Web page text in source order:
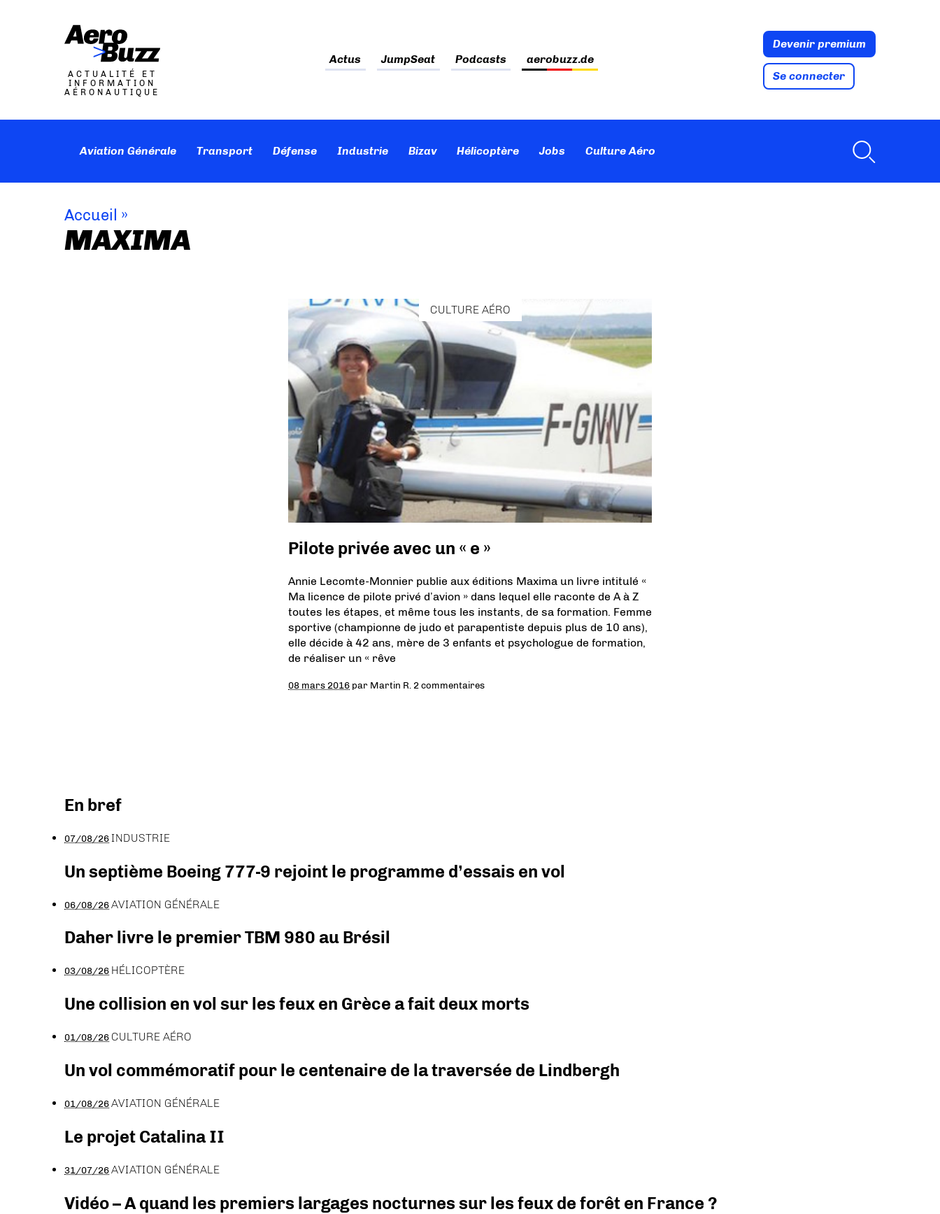
ACTUALITÉ ET
INFORMATION
AÉRONAUTIQUE
Actus JumpSeat Podcasts aerobuzz.de
Devenir premium
Se connecter
Aviation Générale Transport Défense Industrie Bizav Hélicoptère Jobs Culture Aéro
Accueil »
MAXIMA
CULTURE AÉRO
Pilote privée avec un « e »
Annie Lecomte-Monnier publie aux éditions Maxima un livre intitulé «
Ma licence de pilote privé d’avion » dans lequel elle raconte de A à Z
toutes les étapes, et même tous les instants, de sa formation. Femme
sportive (championne de judo et parapentiste depuis plus de 10 ans),
elle décide à 42 ans, mère de 3 enfants et psychologue de formation,
de réaliser un « rêve
08 mars 2016 par Martin R. 2 commentaires
En bref
07/08/26INDUSTRIE
Un septième Boeing 777-9 rejoint le programme d’essais en vol
06/08/26AVIATION GÉNÉRALE
Daher livre le premier TBM 980 au Brésil
03/08/26 HÉLICOPTÈRE
Une collision en vol sur les feux en Grèce a fait deux morts
01/08/26 CULTURE AÉRO
Un vol commémoratif pour le centenaire de la traversée de Lindbergh
01/08/26AVIATION GÉNÉRALE
Le projet Catalina II
31/07/26AVIATION GÉNÉRALE
Vidéo – A quand les premiers largages nocturnes sur les feux de forêt en France ?